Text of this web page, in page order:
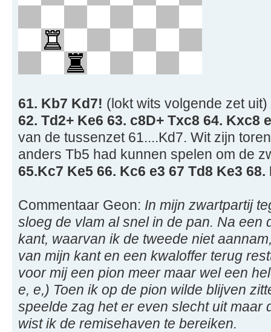
61. Kb7 Kd7! (lokt wits volgende zet uit)
62. Td2+ Ke6 63. c8D+ Txc8 64. Kxc8
van de tussenzet 61....Kd7. Wit zijn
anders Tb5 had kunnen spelen om de
65.Kc7 Ke5 66. Kc6 e3 67 Td8 Ke3 68.
Commentaar Geon: In mijn zwartpartij
sloeg de vlam al snel in de pan. Na een
kant, waarvan ik de tweede niet
van mijn kant en een kwaloffer terug
voor mij een pion meer maar wel een
e, e,) Toen ik op de pion wilde blijven
speelde zag het er even slecht uit maar
wist ik de remisehaven te bereiken.